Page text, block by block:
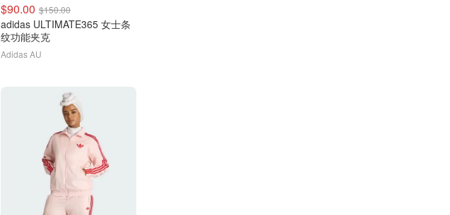
$90.00 $150.00
adidas ULTIMATE365 女士条
纹功能夹克
Adidas AU